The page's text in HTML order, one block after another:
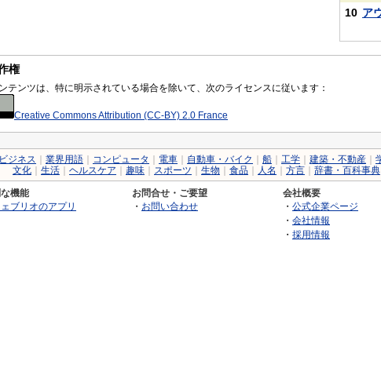
10 ア
権
テンツは、特に明示されている場合を除いて、次のライセンスに従います：
Creative Commons Attribution (CC-BY) 2.0 France
ビジネス 業界用語 コンピュータ 電車 自動車・バイク 船 工学 建築・不動産
文化
生活 ヘルスケア 趣味 スポーツ 生物 食品 人名 方言 辞書・百科事典
機能
ブリオのアプリ
お問合せ・ご要望
・ お問い合わせ
会社概要
・ 公式企業ページ
・ 会社情報
・ 採用情報